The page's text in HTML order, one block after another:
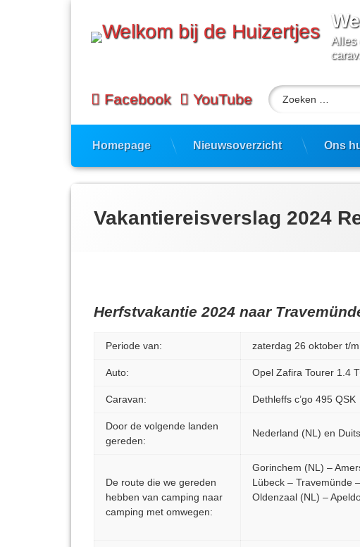
Alles
Facebook YouTube
Zoeken naar:
Homepage Nieuwsoverzicht Ons
Vakantiereisverslag 2024
Herfstvakantie 2024 naar
Periode van: zaterdag 26 oktober t/
Auto: Opel Zafira Tourer 1.4
Caravan: Dethleffs c’go 495 QSK
Door de volgende landen
gereden:
Nederland (NL) en
De route die we gereden
hebben van camping naar
camping met omwegen:
Gorinchem (NL) –
Lübeck – Travemünde
Oldenzaal (NL) –